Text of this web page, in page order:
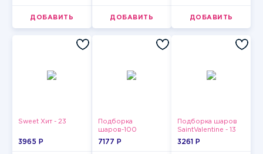
ДОБАВИТЬ ДОБАВИТЬ ДОБАВИТЬ
Sweet Хит - 23
3965 P
Подборка
шаров-100
7177 P
Подборка шаров
SaintValentine - 13
3261 P